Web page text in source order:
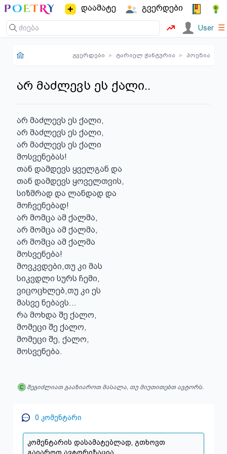
დაამატე გვერდები
User ☰
გვერდები ▸ ტარიელ ჭანტურია ▸ პოეზია
არ მაძლევს ეს ქალი..
არ მაძლევს ეს ქალი,
არ მაძლევს ეს ქალი,
არ მაძლევს ეს ქალი
მოსვენებას!
თან დამდევს ყველგან და
თან დამდევს ყოველთვის,
სიზმრად და ლანდად და
მოჩვენებად!
არ მომცა ამ ქალმა,
არ მომცა ამ ქალმა,
არ მომცა ამ ქალმა
მოსვენება!
მოვკვდები,თუ კი მას
სიკვდლი სურს ჩემი,
ვიცოცხლებ,თუ კი ეს
მასვე ნებავს...
რა მოხდა შე ქალო,
მომეცი შე ქალო,
მომეცი შე, ქალო,
მოსვენება.
შეგიძლიათ გააზიაროთ მასალა, თუ მიუთითებთ ავტორს.
0 კომენტარი